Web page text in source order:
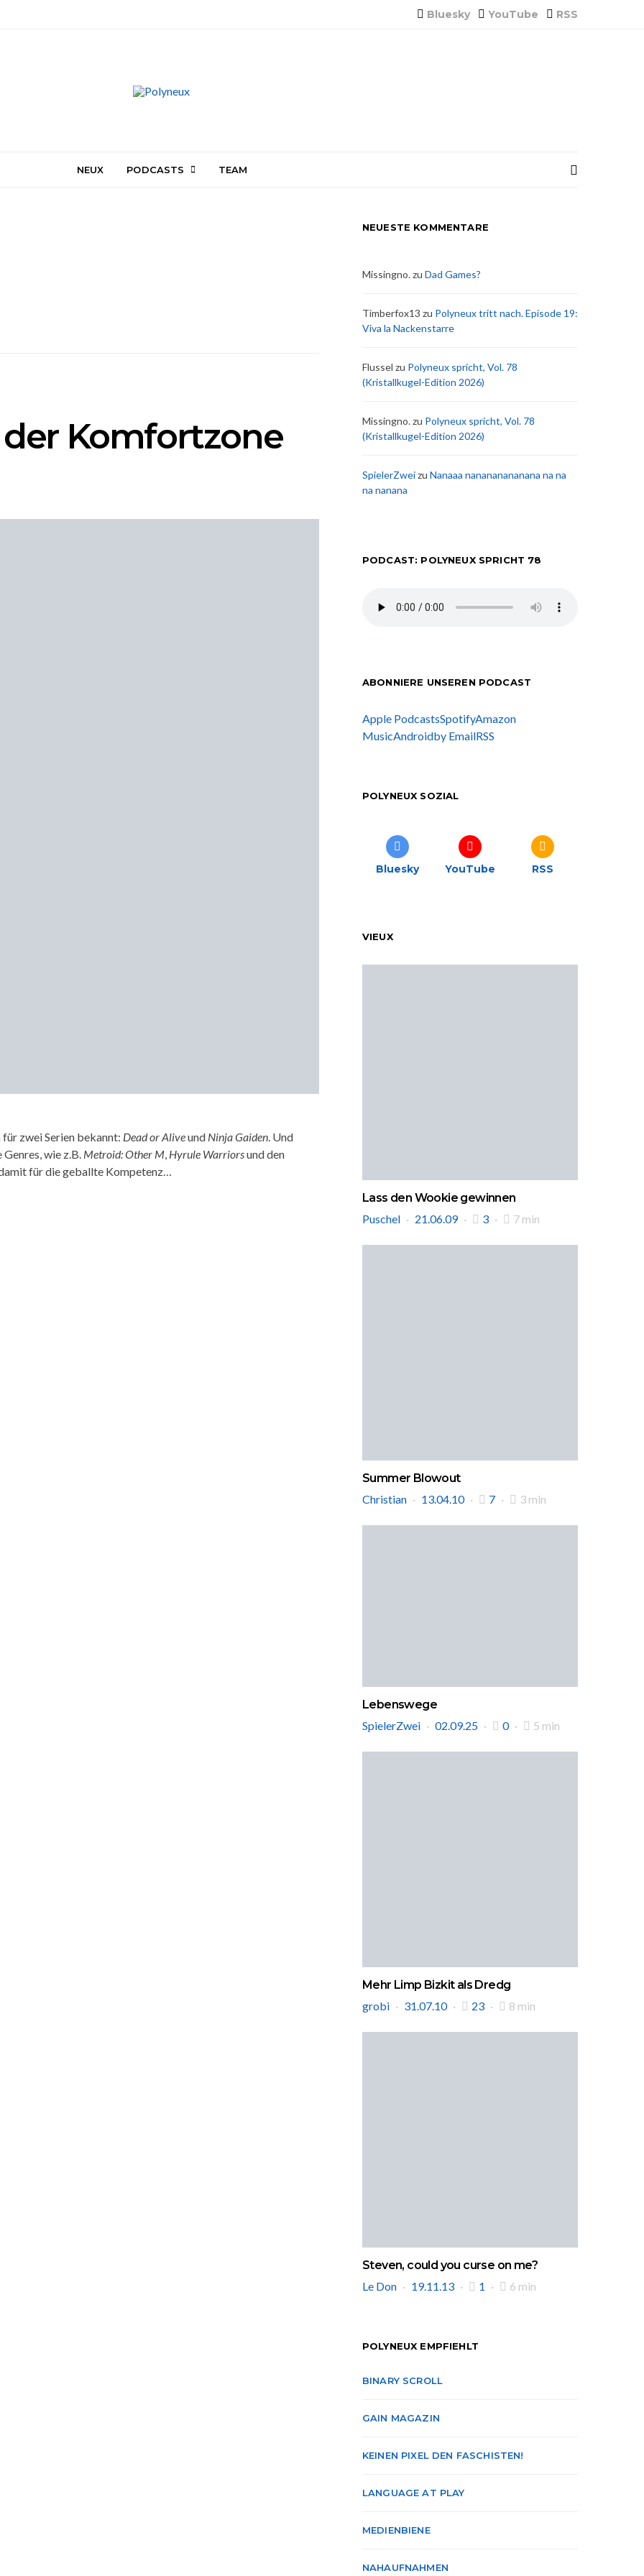
Bluesky YouTube RSS
NEUX PODCASTS TEAM
Komfortzone
zwei Serien bekannt: Dead or Aliveund Ninja Gaiden. Und
wie z.B. Metroid: Other M, Hyrule Warriorsund den
für die geballte Kompetenz…
NEUESTE KOMMENTARE
Missingno.zu Dad Games?
Timberfox13 zu Polyneux tritt nach. Episode 19:
Viva la Nackenstarre
Flussel zu Polyneux spricht, Vol. 78
(Kristallkugel-Edition 2026)
Missingno.zu Polyneux spricht, Vol. 78
(Kristallkugel-Edition 2026)
SpielerZweizu Nanaaa nanananananana na na
na nanana
PODCAST: POLYNEUX SPRICHT 78
ABONNIERE UNSEREN PODCAST
Apple PodcastsSpotifyAmazon
MusicAndroidby EmailRSS
POLYNEUX SOZIAL
Bluesky YouTube RSS
VIEUX
Lass den Wookie gewinnen
Puschel
21.06.09 3 7 min
Summer Blowout
Christian
13.04.10 7 3 min
Lebenswege
SpielerZwei
02.09.25 0 5 min
Mehr Limp Bizkit als Dredg
grobi
31.07.10 23 8 min
Steven, could you curse on me?
Le Don
19.11.13 1 6 min
POLYNEUX EMPFIEHLT
BINARY SCROLL
GAIN MAGAZIN
KEINEN PIXEL DEN FASCHISTEN!
LANGUAGE AT PLAY
MEDIENBIENE
NAHAUFNAHMEN